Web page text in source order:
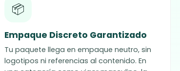
📦
Empaque Discreto Garantizado
Tu paquete llega en empaque neutro, sin
logotipos ni referencias al contenido. En